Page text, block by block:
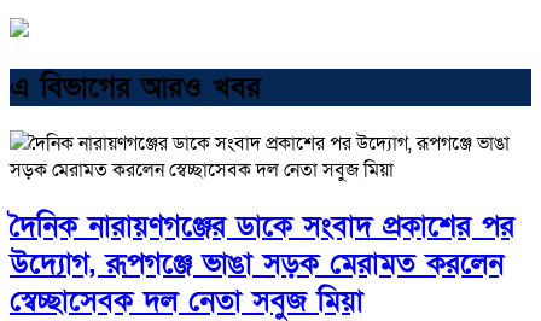
এ বিভাগের আরও খবর
দৈনিক নারায়ণগঞ্জের ডাকে সংবাদ প্রকাশের পর
উদ্যোগ, রূপগঞ্জে ভাঙা সড়ক মেরামত করলেন
স্বেচ্ছাসেবক দল নেতা সবুজ মিয়া